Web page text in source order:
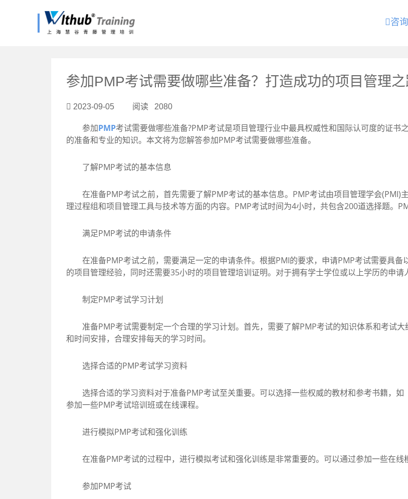
咨
参加PMP考试需要做哪些准备？打造成功的项目管理之
2023-09-05 阅读 2080
参加PMP考试需要做哪些准备?PMP考试是项目管理行业中最具权威性和国际认可度的证书
的准备和专业的知识。本文将为您解答参加PMP考试需要做哪些准备。
了解PMP考试的基本信息
在准备PMP考试之前，首先需要了解PMP考试的基本信息。PMP考试由项目管理学会(PMI)
理过程组和项目管理工具与技术等方面的内容。PMP考试时间为4小时，共包含200道选择题。
满足PMP考试的申请条件
在准备PMP考试之前，需要满足一定的申请条件。根据PMI的要求，申请PMP考试需要具备
的项目管理经验，同时还需要35小时的项目管理培训证明。对于拥有学士学位或以上学历的申请
制定PMP考试学习计划
准备PMP考试需要制定一个合理的学习计划。首先，需要了解PMP考试的知识体系和考试
和时间安排，合理安排每天的学习时间。
选择合适的PMP考试学习资料
选择合适的学习资料对于准备PMP考试至关重要。可以选择一些权威的教材和参考书籍，如
参加一些PMP考试培训班或在线课程。
进行模拟PMP考试和强化训练
在准备PMP考试的过程中，进行模拟考试和强化训练是非常重要的。可以通过参加一些在线
参加PMP考试